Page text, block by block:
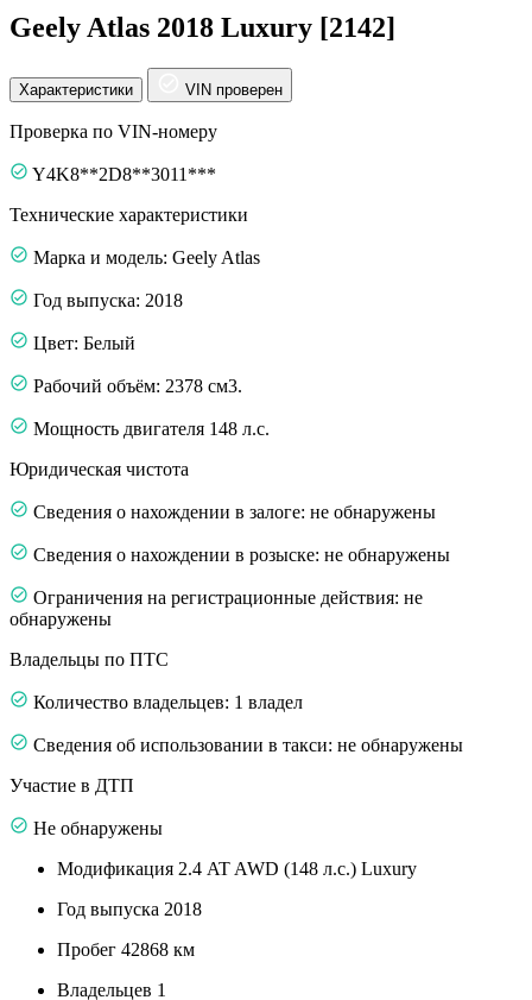
Geely Atlas 2018 Luxury [2142]
Характеристики VIN проверен
Проверка по VIN-номеру
Y4K8**2D8**3011***
Технические характеристики
Марка и модель: Geely Atlas
Год выпуска: 2018
Цвет: Белый
Рабочий объём: 2378 см3.
Мощность двигателя 148 л.с.
Юридическая чистота
Сведения о нахождении в залоге: не обнаружены
Сведения о нахождении в розыске: не обнаружены
Ограничения на регистрационные действия: не
обнаружены
Владельцы по ПТС
Количество владельцев: 1 владел
Сведения об использовании в такси: не обнаружены
Участие в ДТП
Не обнаружены
Модификация 2.4 AT AWD (148 л.с.) Luxury
Год выпуска 2018
Пробег 42868 км
Владельцев 1